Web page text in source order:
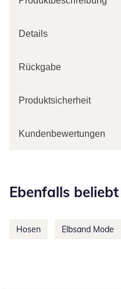
Details
Rückgabe
Produktsicherheit
Kundenbewertungen
Ebenfalls beliebt
Hosen Elbsand Mode